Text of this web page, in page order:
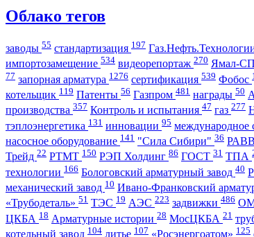
Облако тегов
заводы 55 стандартизация 197
импортозамещение 534 видеорепортаж 270 Ямал-
77 запорная арматура 1276 сертификация 539 Фобос
котельщик 119 Патенты 56 Газпром 481 награды 50
производства 357 Контроль и испытания 47 газ 277
тэплоэнергетика 131 инновации 95 международное
насосное оборудование 141 "Сила Сибири" 36 РАВВ
Трейд 22 РТМТ 150 РЭП Холдинг 86 ГОСТ 31 ТПА
технологии 166 Бологовский арматурный завод 40
механический завод 10 Ивано-Франковский
«Трубодеталь» 51 ТЭС 19 АЭС 223 задвижки 486
ЦКБА 18 Арматурные истории 28 МосЦКБА 21
котельный завод 104 литье 107 «Росэнергоатом» 125